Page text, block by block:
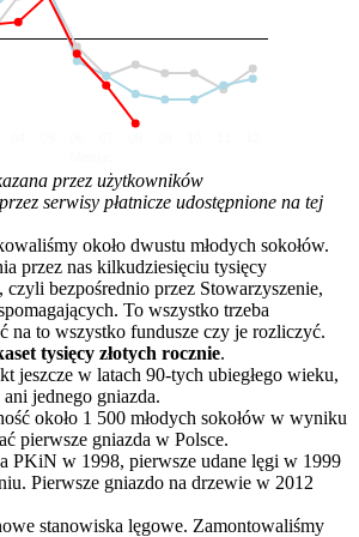
przez użytkowników
serwisy płatnicze udostępnione na tej
około dwustu młodych sokołów.
przez nas kilkudziesięciu tysięcy
czyli bezpośrednio przez Stowarzyszenie,
To wszystko trzeba
na to wszystko fundusze czy je rozliczyć.
tysięcy złotych rocznie.
jeszcze w latach 90-tych ubiegłego wieku,
jednego gniazda.
około 1 500 młodych sokołów w wyniku
pierwsze gniazda w Polsce.
PKiN w 1998, pierwsze udane lęgi w 1999
Pierwsze gniazdo na drzewie w 2012
stanowiska lęgowe. Zamontowaliśmy